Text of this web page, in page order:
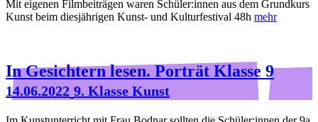
Mit eigenen Filmbeiträgen waren Schüler:innen aus dem Grundkurs
Kunst beim diesjährigen Kunst- und Kulturfestival 48h mehr
In Gesichtern lesen. Porträt Klasse 9
14.06.2022 9. Klasse Kunst